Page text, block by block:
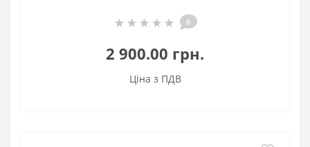
0
2 900.00 грн.
Ціна з ПДВ